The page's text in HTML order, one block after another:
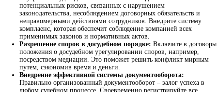
потенциальных рисков, связанных с нарушением
законодательства, несоблюдением договорных обязательств и
неправомерными действиями сотрудников. Внедрите систему
комплаенс, которая обеспечит соблюдение компанией всех
применимых законов и нормативных актов.
Разрешение споров в досудебном порядке: Включите в договоры
положения о досудебном урегулировании споров, например,
посредством медиации. Это поможет решить конфликт мирным
путем, сэкономив время и деньги.
Внедрение эффективной системы документооборота:
Правильно организованный документооборот – залог успеха в
любом судебном процессе. Своевременно регистрируйте все